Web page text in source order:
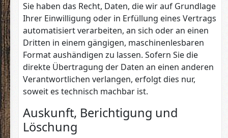
Sie haben das Recht, Daten, die wir auf Grundlage
Ihrer Einwilligung oder in Erfüllung eines Vertrags
automatisiert verarbeiten, an sich oder an einen
Dritten in einem gängigen, maschinenlesbaren
Format aushändigen zu lassen. Sofern Sie die
direkte Übertragung der Daten an einen anderen
Verantwortlichen verlangen, erfolgt dies nur,
soweit es technisch machbar ist.
Auskunft, Berichtigung und
Löschung